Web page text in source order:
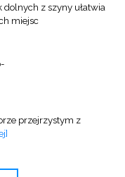
z szyny ułatwia
miejsc
przejrzystym z